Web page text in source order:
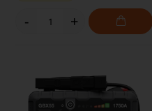
- +